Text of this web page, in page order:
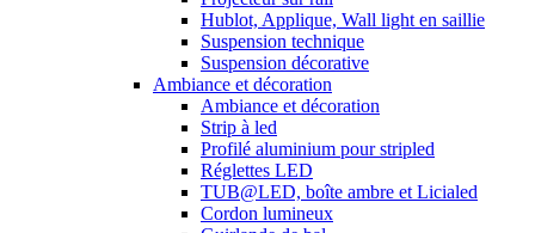
Hublot, Applique, Wall light en saillie
Suspension technique
Suspension décorative
Ambiance et décoration
Ambiance et décoration
Strip à led
Profilé aluminium pour stripled
Réglettes LED
TUB@LED, boîte ambre et Licialed
Cordon lumineux